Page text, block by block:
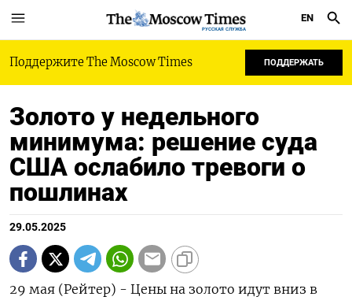
РУССКАЯ СЛУЖБА
EN
Поддержите The Moscow Times ПОДДЕРЖАТЬ
Золото у недельного
минимума: решение суда
США ослабило тревоги о
пошлинах
29.05.2025
29 мая (Рейтер) - Цены на золото идут вниз в